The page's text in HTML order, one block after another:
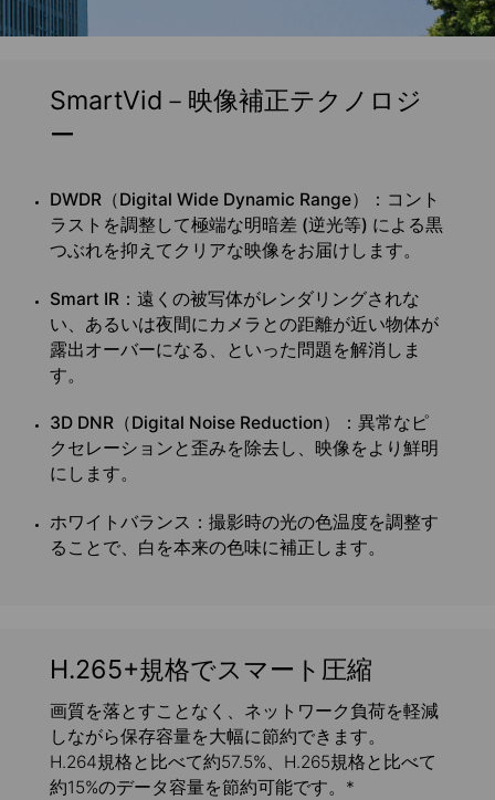
SmartVid－映像補正テクノロジ
ー
DWDR（Digital Wide Dynamic Range）：コント
ラストを調整して極端な明暗差 (逆光等) による黒
つぶれを抑えてクリアな映像をお届けします。
Smart IR： 遠くの被写体がレンダリングされな
い、あるいは夜間にカメラとの距離が近い物体が
露出オーバーになる、といった問題を解消しま
す。
3D DNR（Digital Noise Reduction）： 異常なピ
クセレーションと歪みを除去し、映像をより鮮明
にします。
ホワイトバランス： 撮影時の光の色温度を調整す
ることで、白を本来の色味に補正します。
H.265+規格でスマート圧縮
画質を落とすことなく、ネットワーク負荷を軽減
しながら保存容量を大幅に節約できます。
H.264規格と比べて約57.5%、H.265規格と比べて
約15%のデータ容量を節約可能です。*